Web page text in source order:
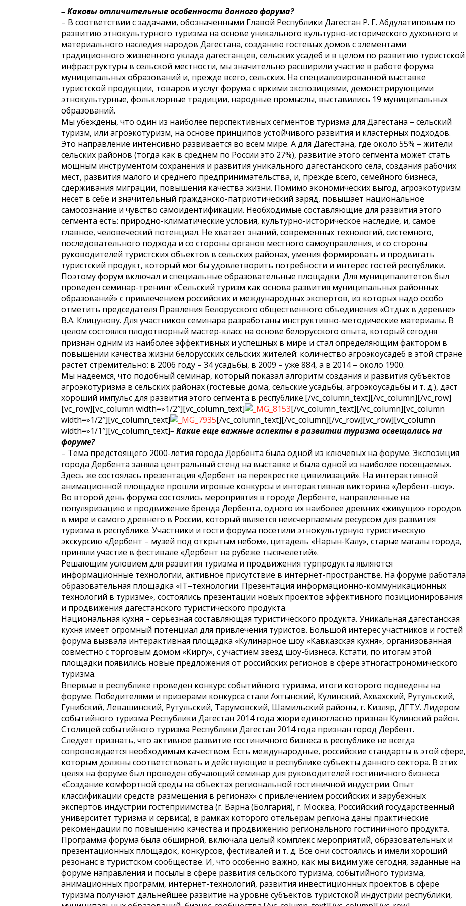
– Каковы отличительные особенности данного форума?
– В соответствии с задачами, обозначенными Главой Республики Дагестан Р. Г. Абдулатиповым по
развитию этнокультурного туризма на основе уникального культурно-исторического духовного и
материального наследия народов Дагестана, созданию гостевых домов с элементами
традиционного жизненного уклада дагестанцев, сельских усадеб и в целом по развитию туристской
инфраструктуры в сельской местности, мы значительно расширили участие в работе форума
муниципальных образований и, прежде всего, сельских. На специализированной выставке
туристской продукции, товаров и услуг форума с яркими экспозициями, демонстрирующими
этнокультурные, фольклорные традиции, народные промыслы, выставились 19 муниципальных
образований.
Мы убеждены, что один из наиболее перспективных сегментов туризма для Дагестана – сельский
туризм, или агроэкотуризм, на основе принципов устойчивого развития и кластерных подходов.
Это направление интенсивно развивается во всем мире. А для Дагестана, где около 55% – жители
сельских районов (тогда как в среднем по России это 27%), развитие этого сегмента может стать
мощным инструментом сохранения и развития уникального дагестанского села, создания рабочих
мест, развития малого и среднего предпринимательства, и, прежде всего, семейного бизнеса,
сдерживания миграции, повышения качества жизни. Помимо экономических выгод, агроэкотуризм
несет в себе и значительный гражданско-патриотический заряд, повышает национальное
самосознание и чувство самоидентификации. Необходимые составляющие для развития этого
сегмента есть: природно-климатические условия, культурно-историческое наследие, и, самое
главное, человеческий потенциал. Не хватает знаний, современных технологий, системного,
последовательного подхода и со стороны органов местного самоуправления, и со стороны
руководителей туристских объектов в сельских районах, умения формировать и продвигать
туристский продукт, который мог бы удовлетворить потребности и интерес гостей республики.
Поэтому форум включал и специальные образовательные площадки. Для муниципалитетов был
проведен семинар-тренинг «Сельский туризм как основа развития муниципальных районных
образований» с привлечением российских и международных экспертов, из которых надо особо
отметить председателя Правления Белорусского общественного объединения «Отдых в деревне»
В.А. Клицунову. Для участников семинара разработаны инструктивно-методические материалы. В
целом состоялся плодотворный мастер-класс на основе белорусского опыта, который сегодня
признан одним из наиболее эффективных и успешных в мире и стал определяющим фактором в
повышении качества жизни белорусских сельских жителей: количество агроэкоусадеб в этой стране
растет стремительно: в 2006 году – 34 усадьбы, в 2009 – уже 884, а в 2014 – около 1900.
Мы надеемся, что подобный семинар, который показал алгоритм создания и развития субъектов
агроэкотуризма в сельских районах (гостевые дома, сельские усадьбы, агроэкоусадьбы и т. д.), даст
хороший импульс для развития этого сегмента в республике.[/vc_column_text][/vc_column][/vc_row]
[vc_row][vc_column width=»1/2″][vc_column_text]
[/vc_column_text][/vc_column][vc_column
width=»1/2″][vc_column_text]
[/vc_column_text][/vc_column][/vc_row][vc_row][vc_column
width=»1/1″][vc_column_text]– Какие еще важные аспекты в развитии туризма освещались на
форуме?
– Тема предстоящего 2000-летия города Дербента была одной из ключевых на форуме. Экспозиция
города Дербента заняла центральный стенд на выставке и была одной из наиболее посещаемых.
Здесь же состоялась презентация «Дербент на перекрестке цивилизаций». На интерактивной
анимационной площадке прошли игровые конкурсы и интерактивная викторина «Дербент-шоу».
Во второй день форума состоялись мероприятия в городе Дербенте, направленные на
популяризацию и продвижение бренда Дербента, одного их наиболее древних «живущих» городов
в мире и самого древнего в России, который является неисчерпаемым ресурсом для развития
туризма в республике. Участники и гости форума посетили этнокультурную туристическую
экскурсию «Дербент – музей под открытым небом», цитадель «Нарын-Калу», старые магалы города,
приняли участие в фестивале «Дербент на рубеже тысячелетий».
Решающим условием для развития туризма и продвижения турпродукта являются
информационные технологии, активное присутствие в интернет-пространстве. На форуме работала
образовательная площадка «IT–технологии. Презентация информационно-коммуникационных
технологий в туризме», состоялись презентации новых проектов эффективного позиционирования
и продвижения дагестанского туристического продукта.
Национальная кухня – серьезная составляющая туристического продукта. Уникальная дагестанская
кухня имеет огромный потенциал для привлечения туристов. Большой интерес участников и гостей
форума вызвала интерактивная площадка «Кулинарное шоу «Кавказская кухня», организованная
совместно с торговым домом «Киргу», с участием звезд шоу-бизнеса. Кстати, по итогам этой
площадки появились новые предложения от российских регионов в сфере этногастрономического
туризма.
Впервые в республике проведен конкурс событийного туризма, итоги которого подведены на
форуме. Победителями и призерами конкурса стали Ахтынский, Кулинский, Ахвахский, Рутульский,
Гунибский, Левашинский, Рутульский, Тарумовский, Шамильский районы, г. Кизляр, ДГТУ. Лидером
событийного туризма Республики Дагестан 2014 года жюри единогласно признан Кулинский район.
Столицей событийного туризма Республики Дагестан 2014 года признан город Дербент.
Следует признать, что активное развитие гостиничного бизнеса в республике не всегда
сопровождается необходимым качеством. Есть международные, российские стандарты в этой сфере,
которым должны соответствовать и действующие в республике субъекты данного сектора. В этих
целях на форуме был проведен обучающий семинар для руководителей гостиничного бизнеса
«Создание комфортной среды на объектах региональной гостиничной индустрии. Опыт
классификации средств размещения в регионах» с привлечением российских и зарубежных
экспертов индустрии гостеприимства (г. Варна (Болгария), г. Москва, Российский государственный
университет туризма и сервиса), в рамках которого отельерам региона даны практические
рекомендации по повышению качества и продвижению регионального гостиничного продукта.
Программа форума была обширной, включала целый комплекс мероприятий, образовательных и
презентационных площадок, конкурсов, фестивалей и т. д. Все они состоялись и имели хороший
резонанс в туристском сообществе. И, что особенно важно, как мы видим уже сегодня, заданные на
форуме направления и посылы в сфере развития сельского туризма, событийного туризма,
анимационных программ, интернет-технологий, развития инвестиционных проектов в сфере
туризма получают дальнейшее развитие на уровне субъектов туристской индустрии республики,